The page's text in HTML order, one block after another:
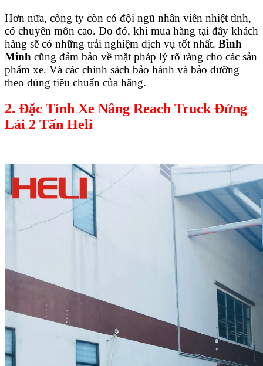
Hơn nữa, công ty còn có đội ngũ nhân viên nhiệt tình,
có chuyên môn cao. Do đó, khi mua hàng tại đây khách
hàng sẽ có những trải nghiệm dịch vụ tốt nhất. Bình
Minh cũng đảm bảo về mặt pháp lý rõ ràng cho các sản
phẩm xe. Và các chính sách bảo hành và bảo dưỡng
theo đúng tiêu chuẩn của hãng.
2. Đặc Tính Xe Nâng Reach Truck Đứng
Lái 2 Tấn Heli